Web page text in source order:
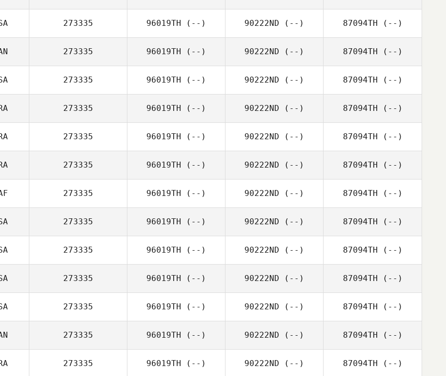
273335 96019TH (--) 90222ND (--) 87094TH (--)
273335 96019TH (--) 90222ND (--) 87094TH (--)
273335 96019TH (--) 90222ND (--) 87094TH (--)
273335 96019TH (--) 90222ND (--) 87094TH (--)
273335 96019TH (--) 90222ND (--) 87094TH (--)
273335 96019TH (--) 90222ND (--) 87094TH (--)
273335 96019TH (--) 90222ND (--) 87094TH (--)
273335 96019TH (--) 90222ND (--) 87094TH (--)
273335 96019TH (--) 90222ND (--) 87094TH (--)
273335 96019TH (--) 90222ND (--) 87094TH (--)
273335 96019TH (--) 90222ND (--) 87094TH (--)
273335 96019TH (--) 90222ND (--) 87094TH (--)
273335 96019TH (--) 90222ND (--) 87094TH (--)